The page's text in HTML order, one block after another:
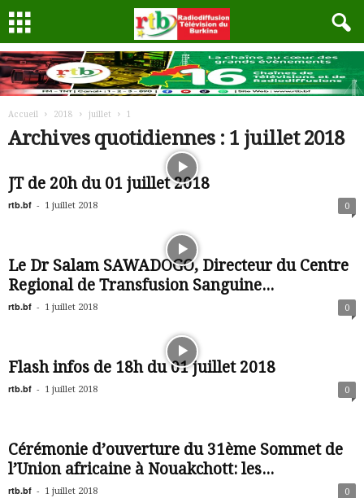
Accueil 2018 juillet 1
Archives quotidiennes : 1 juillet 2018
JT de 20h du 01 juillet 2018
rtb.bf - 1 juillet 2018 0
Le Dr Salam SAWADOGO, Directeur du Centre
Regional de Transfusion Sanguine...
rtb.bf - 1 juillet 2018 0
Flash infos de 18h du 01 juillet 2018
rtb.bf - 1 juillet 2018 0
Cérémonie d’ouverture du 31ème Sommet de
l’Union africaine à Nouakchott: les...
rtb.bf - 1 juillet 2018 0